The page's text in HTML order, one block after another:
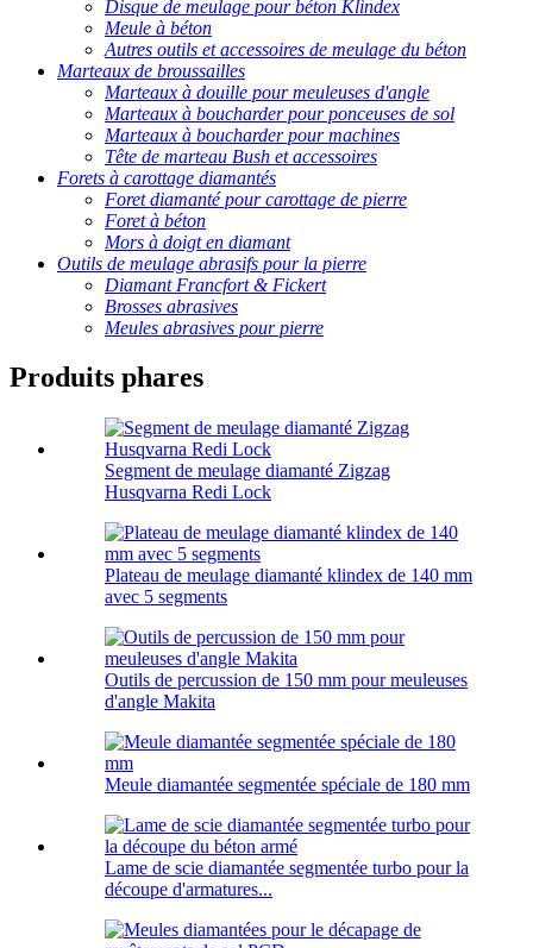
Disque de meulage pour béton Klindex
Meule à béton
Autres outils et accessoires de meulage du béton
Marteaux de broussailles
Marteaux à douille pour meuleuses d'angle
Marteaux à boucharder pour ponceuses de sol
Marteaux à boucharder pour machines
Tête de marteau Bush et accessoires
Forets à carottage diamantés
Foret diamanté pour carottage de pierre
Foret à béton
Mors à doigt en diamant
Outils de meulage abrasifs pour la pierre
Diamant Francfort & Fickert
Brosses abrasives
Meules abrasives pour pierre
Produits phares
Segment de meulage diamanté Zigzag
Husqvarna Redi Lock
Plateau de meulage diamanté klindex de 140 mm
avec 5 segments
Outils de percussion de 150 mm pour meuleuses
d'angle Makita
Meule diamantée segmentée spéciale de 180 mm
Lame de scie diamantée segmentée turbo pour la
découpe d'armatures...